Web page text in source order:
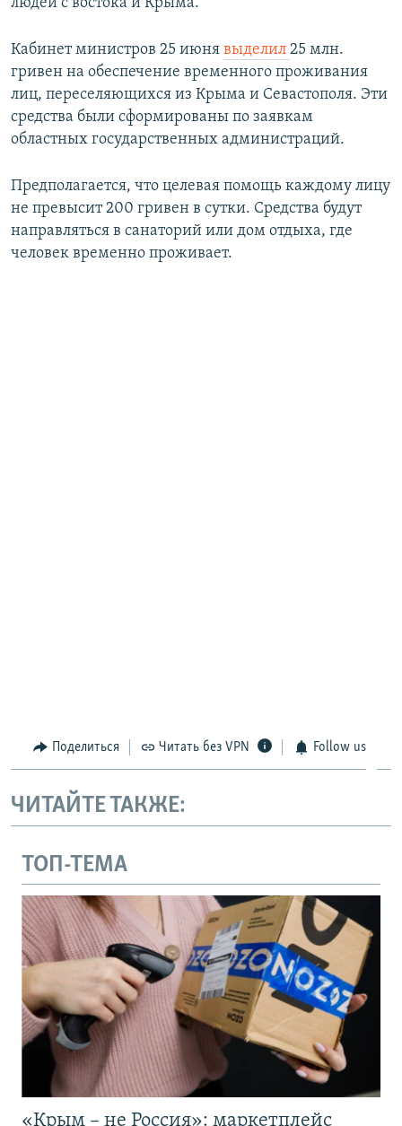
Кабинет министров 25 июня выделил 25 млн.
гривен на обеспечение временного проживания
лиц, переселяющихся из Крыма и Севастополя. Эти
средства были сформированы по заявкам
областных государственных администраций.
Предполагается, что целевая помощь каждому лицу
не превысит 200 гривен в сутки. Средства будут
направляться в санаторий или дом отдыха, где
человек временно проживает.
Поделиться Читать без VPN Follow us
ЧИТАЙТЕ ТАКЖЕ:
ТОП-ТЕМА
«Крым – не Россия»: маркетплейс